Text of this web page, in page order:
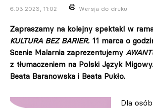
6.03.2023, 11:02 Wersja do druku
Zapraszamy na kolejny spektakl w
KULTURA BEZ BARIER. 11 marca o
Scenie Malarnia zaprezentujemy
z tłumaczeniem na Polski Język
Beata Baranowska i Beata Pukło.
Dla